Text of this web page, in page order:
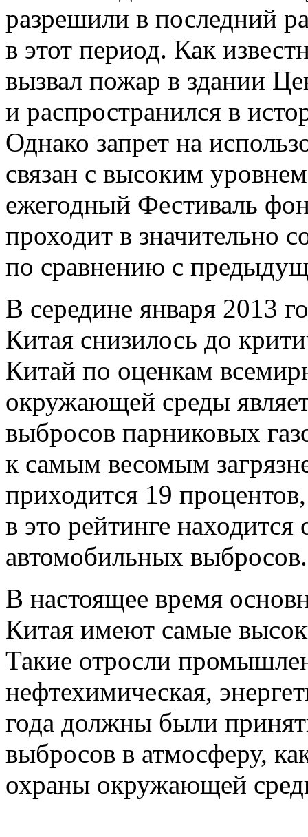
разрешили в последний
в этот период. Как
вызвал пожар в здании
и распространился в
Однако запрет на
связан с высоким
ежегодный Фестиваль
проходит в значительно
по сравнению с
В середине января 2013
Китая снизилось до
Китай по оценкам
окружающей среды
выбросов парниковых
к самым весомым
приходится 19
в это рейтинге находится
автомобильных выбросов.
В настоящее время
Китая имеют самые
Такие отросли
нефтехимическая,
года должны были
выбросов в атмосферу,
охраны окружающей